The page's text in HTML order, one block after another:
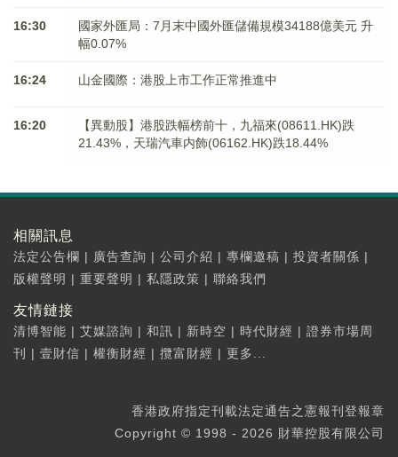
16:30
國家外匯局：7月末中國外匯儲備規模34188億美元 升
幅0.07%
16:24 山金國際：港股上市工作正常推進中
16:20
【異動股】港股跌幅榜前十，九福來(08611.HK)跌
21.43%，天瑞汽車内飾(06162.HK)跌18.44%
相關訊息
法定公告欄 | 廣告查詢 | 公司介紹 | 專欄邀稿 | 投資者關係 |
版權聲明 | 重要聲明 | 私隱政策 | 聯絡我們
友情鏈接
清博智能 | 艾媒諮詢 | 和訊 | 新時空 | 時代財經 | 證券市場周
刊
| 壹財信 | 權衡財經 | 攬富財經 | 更多...
香港政府指定刊載法定通告之憲報刊登報章
Copyright © 1998 - 2026 財華控股有限公司